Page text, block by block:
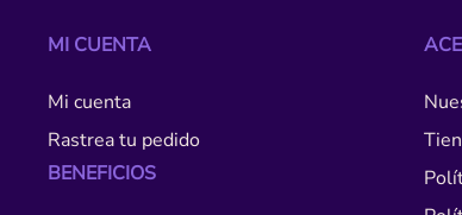
MI CUENTA
Mi cuenta
Rastrea tu pedido
BENEFICIOS